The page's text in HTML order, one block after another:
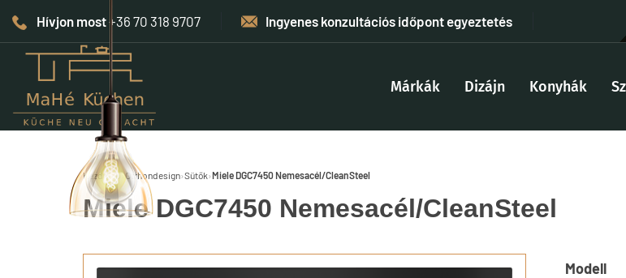
Hívjon most+36 70 318 9707 Ingyenes konzultációs időpont egyeztetés
Márkák Dizájn Konyhák
Kezdőlap›Otthondesign›Sütők›Miele DGC7450 Nemesacél/CleanSteel
Miele DGC7450 Nemesacél/CleanSteel
Modell